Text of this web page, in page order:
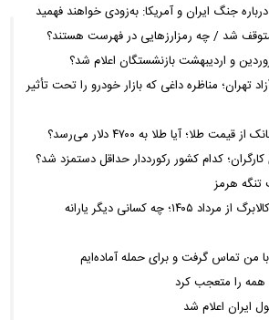
جنگ ایران و آمریکا: به‌زودی خواهند فهمید
و اردیبهشت بازنشستگان اعلام شد؟
تهران؛ مناظره داغی که بازار خودرو را تحت تأثیر
طلا؛ آیا طلا به ۴۷۰۰ دلار می‌رسد؟
هرمز
آغاز حذف یارانه نقدی و کالابرگ از مرداد ۱۴۰۵؛ چه کسانی دیگر یارانه
من تماس گرفت و برای حمله آماده‌ایم
همه را متعجب کرد
ایران اعلام شد